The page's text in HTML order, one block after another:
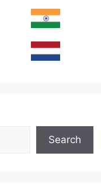
Search